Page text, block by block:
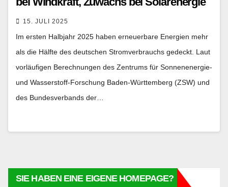
15. JULI 2025
Im ersten Halbjahr 2025 haben erneuerbare Energien mehr
als die Hälfte des deutschen Stromverbrauchs gedeckt. Laut
vorläufigen Berechnungen des Zentrums für Sonnenenergie-
und Wasserstoff-Forschung Baden-Württemberg (ZSW) und
des Bundesverbands der…
SIE HABEN EINE EIGENE HOMEPAGE?